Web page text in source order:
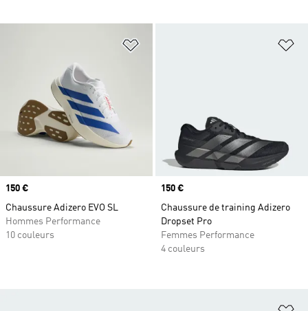
Ajouter à la Liste de produits
Prix
150 €
Chaussure Adizero EVO SL
Hommes Performance
10 couleurs
Prix
150 €
Chaussure de training Adizero
Dropset Pro
Femmes Performance
4 couleurs